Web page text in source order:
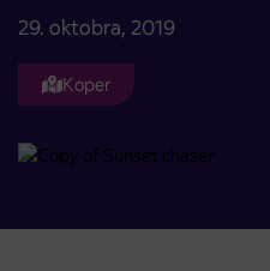
29. oktobra, 2019
Koper